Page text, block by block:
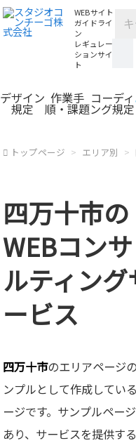
WEBサイト
ガイドライ
ン
レギュレー
ションサイ
ト
デザイン
規定
作業手
順・課題
コーディ
ング規定
トップページ エリア別
四万十市の
WEBコンサ
ルティング
ービス
四万十市のエリアページ
ンプルとして作成してい
ージです。サンプルペー
あり、サービスを提供す